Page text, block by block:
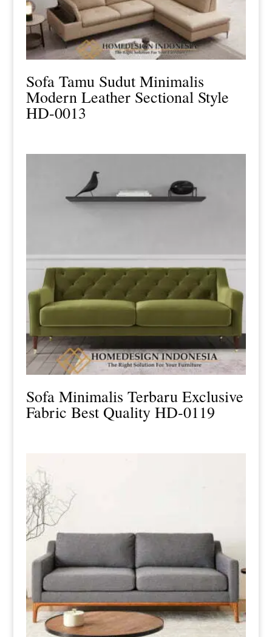
Sofa Tamu Sudut Minimalis
Modern Leather Sectional Style
HD-0013
Sofa Minimalis Terbaru Exclusive
Fabric Best Quality HD-0119